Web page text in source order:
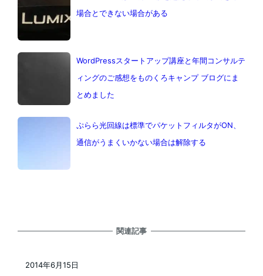
場合とできない場合がある
WordPressスタートアップ講座と年間コンサルテ
ィングのご感想をものくろキャンプ ブログにま
とめました
ぷらら光回線は標準でパケットフィルタがON、
通信がうまくいかない場合は解除する
関連記事
2014年6月15日